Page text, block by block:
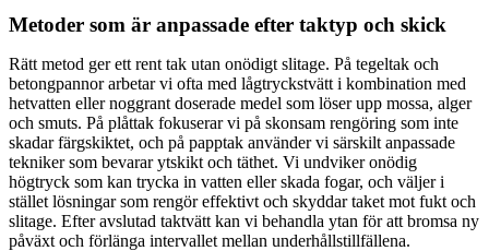
Metoder som är anpassade efter taktyp och skick
Rätt metod ger ett rent tak utan onödigt slitage. På tegeltak och
betongpannor arbetar vi ofta med lågtryckstvätt i kombination med
hetvatten eller noggrant doserade medel som löser upp mossa, alger
och smuts. På plåttak fokuserar vi på skonsam rengöring som inte
skadar färgskiktet, och på papptak använder vi särskilt anpassade
tekniker som bevarar ytskikt och täthet. Vi undviker onödig
högtryck som kan trycka in vatten eller skada fogar, och väljer i
stället lösningar som rengör effektivt och skyddar taket mot fukt och
slitage. Efter avslutad taktvätt kan vi behandla ytan för att bromsa ny
påväxt och förlänga intervallet mellan underhållstillfällena.